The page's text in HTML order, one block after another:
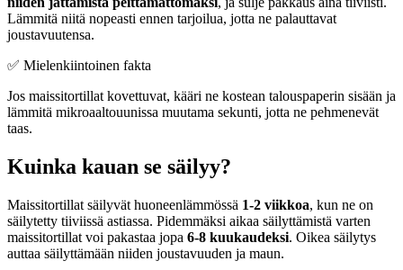
Lämmitä niitä nopeasti ennen tarjoilua, jotta ne palauttavat
joustavuutensa.
✅ Mielenkiintoinen fakta
Jos maissitortillat kovettuvat, kääri ne kostean talouspaperin sisään ja
lämmitä mikroaaltouunissa muutama sekunti, jotta ne pehmenevät
taas.
Kuinka kauan se säilyy?
Maissitortillat säilyvät huoneenlämmössä 1-2 viikkoa, kun ne on
säilytetty tiiviissä astiassa. Pidemmäksi aikaa säilyttämistä varten
maissitortillat voi pakastaa jopa 6-8 kuukaudeksi. Oikea säilytys
auttaa säilyttämään niiden joustavuuden ja maun.